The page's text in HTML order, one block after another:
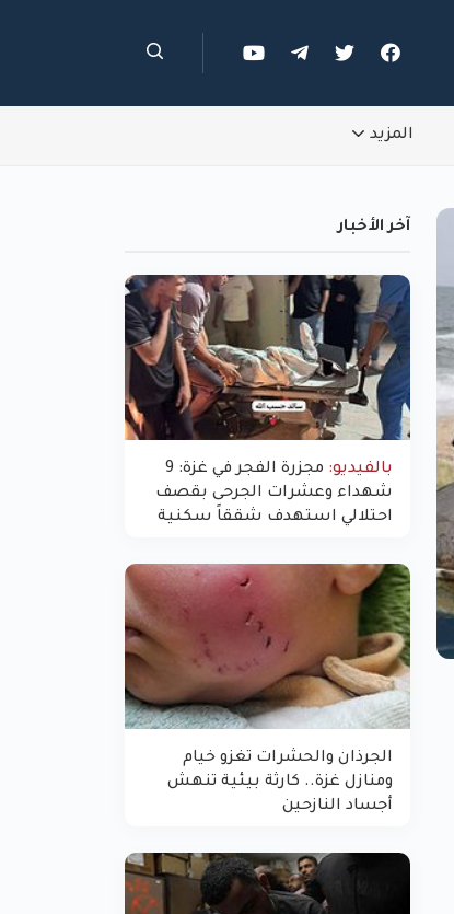
المزيد
آخر الأخبار
بالفيديو:
مجزرة الفجر في غزة: 9
شهداء وعشرات الجرحى بقصف
احتلالي استهدف شققاً سكنية
الجرذان والحشرات تغزو خيام
ومنازل غزة.. كارثة بيئية تنهش
أجساد النازحين